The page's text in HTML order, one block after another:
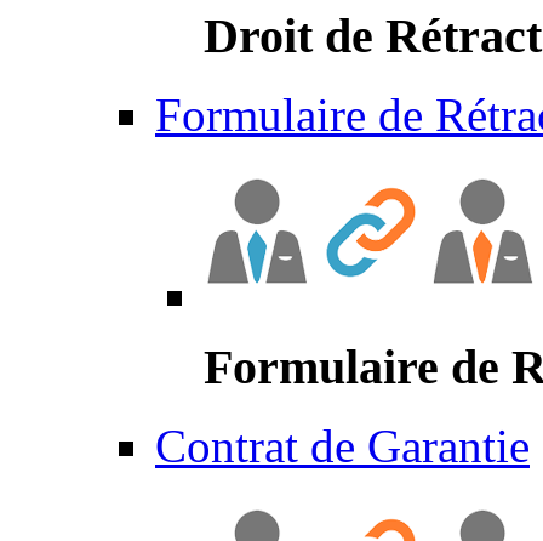
Droit de
Formulaire de
Formulaire de
Contrat de Garantie